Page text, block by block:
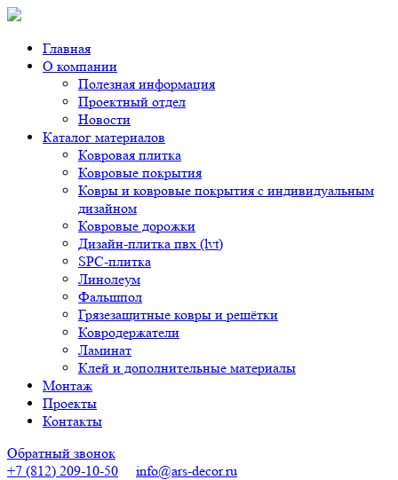
Главная
О компании
Полезная информация
Проектный отдел
Новости
Каталог материалов
Ковровая плитка
Ковровые покрытия
Ковры и ковровые покрытия с индивидуальным
дизайном
Ковровые дорожки
Дизайн-плитка пвх (lvt)
SPC-плитка
Линолеум
Фальшпол
Грязезащитные ковры и решётки
Ковродержатели
Ламинат
Клей и дополнительные материалы
Монтаж
Проекты
Контакты
Обратный звонок
+7 (812) 209-10-50
info@ars-decor.ru